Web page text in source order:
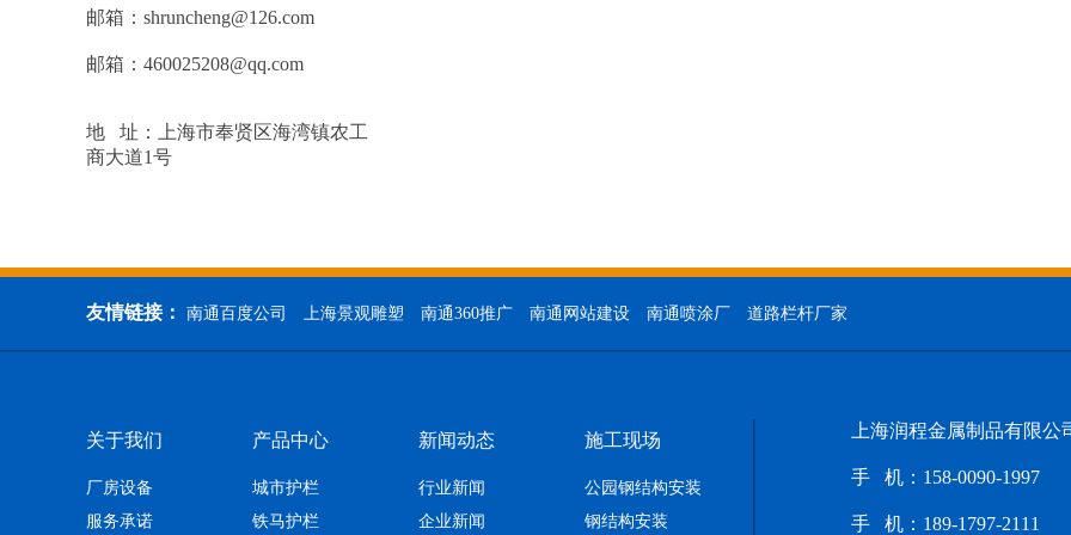
邮箱：shruncheng@126.com
邮箱：460025208@qq.com
地 址：上海市奉贤区海湾镇农工
商大道1号
友情链接： 南通百度公司 上海景观雕塑 南通360推广 南通网站建设 南通喷涂厂 道路栏杆厂家
关于我们
厂房设备
服务承诺
产品中心
城市护栏
铁马护栏
新闻动态
行业新闻
企业新闻
施工现场
公园钢结构安装
钢结构安装
上海润程金属制品有限公
手 机：158-0090-1997
手 机： 189-1797-2111